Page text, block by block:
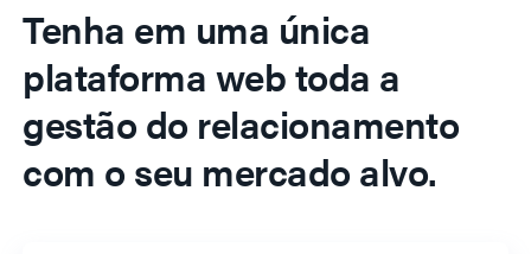
Tenha em uma única
plataforma web toda a
gestão do relacionamento
com o seu mercado alvo.